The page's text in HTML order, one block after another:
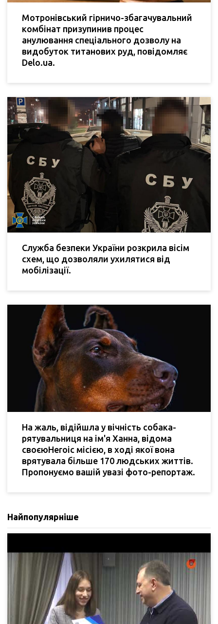
Мотронівський гірничо-збагачувальний
комбінат призупинив процес
анулювання спеціального дозволу на
видобуток титанових руд, повідомляє
Delo.ua.
Служба безпеки України розкрила вісім
схем, що дозволяли ухилятися від
мобілізації.
На жаль, відійшла у вічність собака-
рятувальниця на ім'я Ханна, відома
своєюHeroic місією, в ході якої вона
врятувала більше 170 людських життів.
Пропонуємо вашій увазі фото-репортаж.
Найпопулярніше